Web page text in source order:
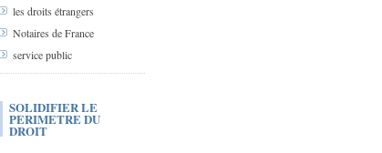
les droits étrangers
Notaires de France
service public
SOLIDIFIER LE
PERIMETRE DU
DROIT